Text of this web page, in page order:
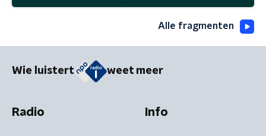
Alle fragmenten
Wie luistert weet meer
Radio Info